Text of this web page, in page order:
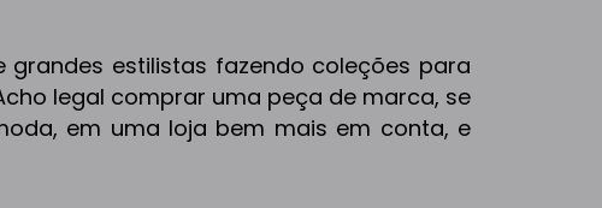
estilistas fazendo coleções para
legal comprar uma peça de marca, se
em uma loja bem mais em conta, e